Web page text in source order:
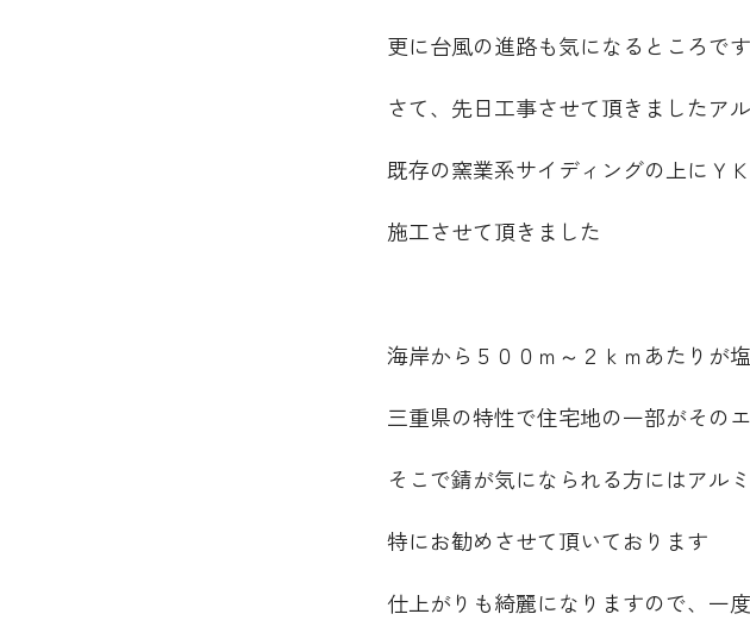
更に台風の進路も気になるところで
さて、先日工事させて頂きましたア
既存の窯業系サイディングの上にＹ
施工させて頂きました
海岸から５００ｍ～２ｋｍあたりが
三重県の特性で住宅地の一部がその
そこで錆が気になられる方にはアル
特にお勧めさせて頂いております
仕上がりも綺麗になりますので、一